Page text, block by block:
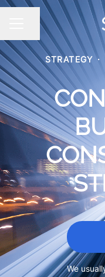
CAREER MENU
Share page
STRATEGY ·
We